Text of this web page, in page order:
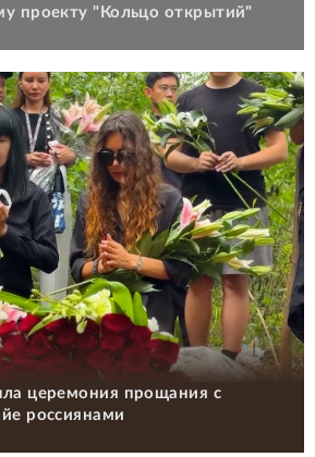
проекту "Кольцо открытий"
церемония прощания с
россиянами